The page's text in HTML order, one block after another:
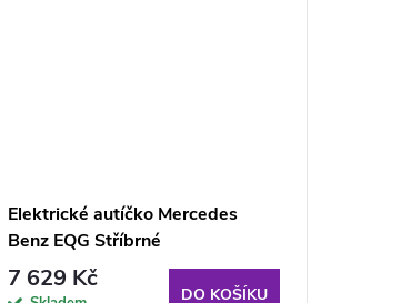
Elektrické autíčko Mercedes
Benz EQG Stříbrné
7 629 Kč
DO KOŠÍKU